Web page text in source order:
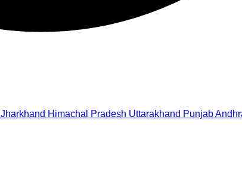
Jharkhand Himachal Pradesh Uttarakhand Punjab